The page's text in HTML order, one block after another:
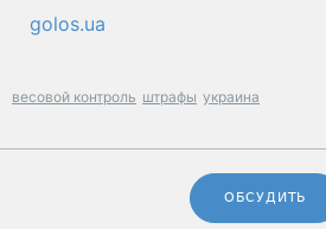
golos.ua
весовой контроль штрафы украина
ОБСУДИТЬ